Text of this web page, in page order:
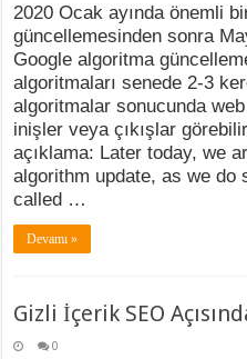
2020 Ocak ayında önemli
güncellemesinden sonra
Google algoritma
algoritmaları senede 2-3
algoritmalar sonucunda
inişler veya çıkışlar
açıklama: Later today, we
algorithm update, as we
called …
Devamı »
Gizli İçerik SEO
0